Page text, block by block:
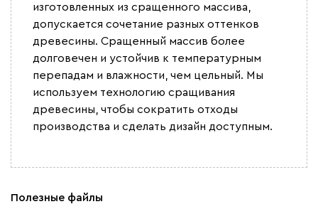
Графит
изготовленных из сращенного массива,
допускается сочетание разных оттенков
древесины. Сращенный массив более
долговечен и устойчив к температурным
перепадам и влажности, чем цельный. Мы
используем технологию сращивания
древесины, чтобы сократить отходы
производства и сделать дизайн доступным.
Полезные файлы